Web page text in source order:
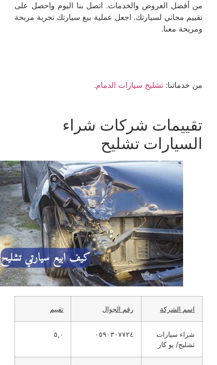
من أفضل العروض والخدمات. اتصل بنا اليوم واحصل على
تقييم مجاني لسيارتك. اجعل عملية بيع سيارتك تجربة مربحة
ومريحة معنا.
من خدماتنا:تشليح سيارات الدمام.
تقييمات شركات شراء
السيارات تشليح
اسم الشركة رقم الجوال تقييم
شراء سيارات
تشليح/ يو كار
٠٥٩٠٣٠٧٧٢٤ ٥,٠